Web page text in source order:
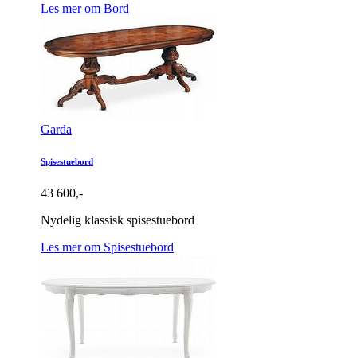
Les mer om Bord
Garda
Spisestuebord
43 600,-
Nydelig klassisk spisestuebord
Les mer om Spisestuebord